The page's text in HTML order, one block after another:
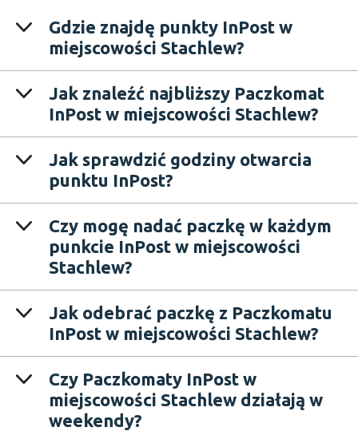
Gdzie znajdę punkty InPost w
miejscowości Stachlew?
Jak znaleźć najbliższy Paczkomat
InPost w miejscowości Stachlew?
Jak sprawdzić godziny otwarcia
punktu InPost?
Czy mogę nadać paczkę w każdym
punkcie InPost w miejscowości
Stachlew?
Jak odebrać paczkę z Paczkomatu
InPost w miejscowości Stachlew?
Czy Paczkomaty InPost w
miejscowości Stachlew działają w
weekendy?